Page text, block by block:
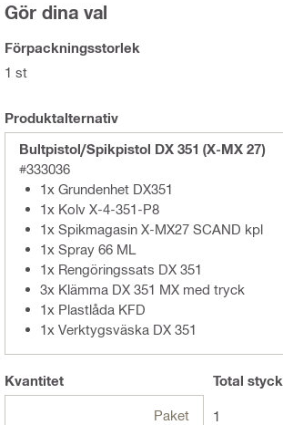
Gör dina val
Förpackningsstorlek
1 st
Produktalternativ
Bultpistol/Spikpistol DX 351 (X-MX 27)
#333036
1x Grundenhet DX351
1x Kolv X-4-351-P8
1x Spikmagasin X-MX27 SCAND kpl
1x Spray 66 ML
1x Rengöringssats DX 351
3x Klämma DX 351 MX med tryck
1x Plastlåda KFD
1x Verktygsväska DX 351
Kvantitet
Paket
Total styck
1